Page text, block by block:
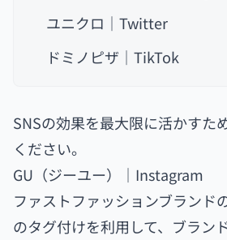
ユニクロ｜Twitter
ドミノピザ｜TikTok
SNSの効果を最大限に活かすた
ください。
GU（ジーユー）｜Instagram
ファストファッションブランド
のタグ付けを利用して、ブラン